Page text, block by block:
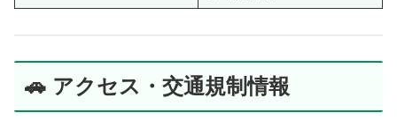
🚗 アクセス・交通規制情報